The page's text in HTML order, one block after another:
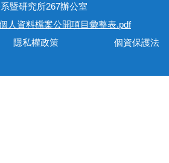
究所267辦公室
人資料檔案公開項目彙整表.pdf
地圖 隱私權政策 個資保護法